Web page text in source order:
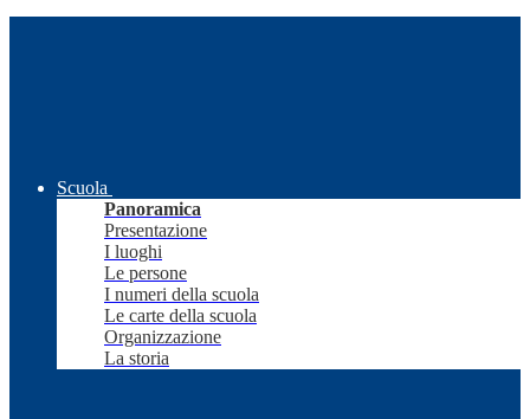
Scuola
Panoramica
Presentazione
I luoghi
Le persone
I numeri della scuola
Le carte della scuola
Organizzazione
La storia